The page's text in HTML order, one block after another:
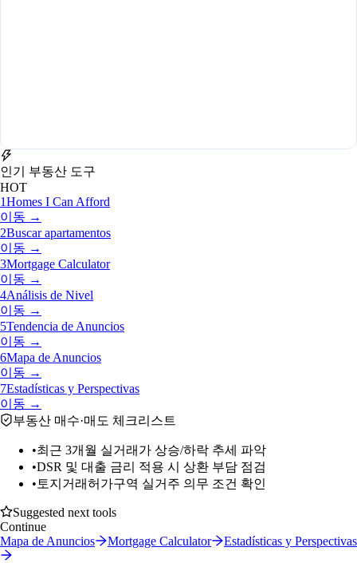
인기 부동산 도구
HOT
1Homes I Can Afford
이동 →
2Buscar apartamentos
이동 →
3Mortgage Calculator
이동 →
4Análisis de Nivel
이동 →
5Tendencia de Anuncios
이동 →
6Mapa de Anuncios
이동 →
7Estadísticas y Perspectivas
이동 →
부동산 매수·매도 체크리스트
•최근 3개월 실거래가 상승/하락 추세 파악
•DSR 및 대출 금리 적용 시 상환 부담 점검
• 토지거래허가구역 실거주 의무 조건 확인
Suggested next tools
Continue
Mapa de Anuncios
Mortgage Calculator Estadísticas y Perspectivas